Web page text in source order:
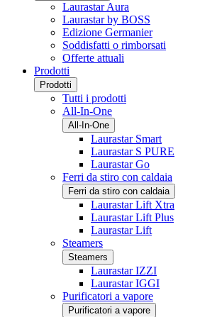
Laurastar Aura
Laurastar by BOSS
Edizione Germanier
Soddisfatti o rimborsati
Offerte attuali
Prodotti
Prodotti
Tutti i prodotti
All-In-One
All-In-One
Laurastar Smart
Laurastar S PURE
Laurastar Go
Ferri da stiro con caldaia
Ferri da stiro con caldaia
Laurastar Lift Xtra
Laurastar Lift Plus
Laurastar Lift
Steamers
Steamers
Laurastar IZZI
Laurastar IGGI
Purificatori a vapore
Purificatori a vapore